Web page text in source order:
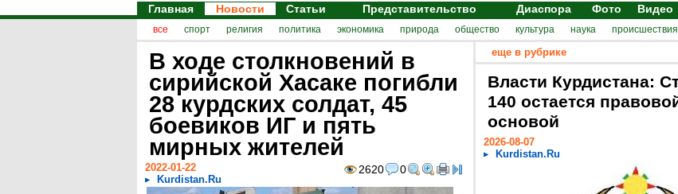
Главная Новости Статьи Представительство Диаспора Фото Видео
все спорт религия политика экономика природа общество культура наука происшествия
В ходе столкновений в
сирийской Хасаке погибли
28 курдских солдат, 45
боевиков ИГ и пять
мирных жителей
2620 0
2022-01-22
Kurdistan.Ru
еще в рубрике
Власти Курдистана:
140 остается
основой
2026-08-07
Kurdistan.Ru